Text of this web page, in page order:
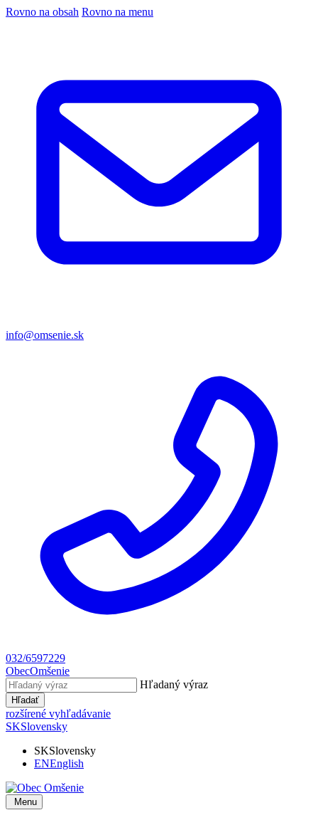
Rovno na obsah Rovno na menu
info@omsenie.sk
032/6597229
ObecOmšenie
Hľadaný výraz
Hľadať
rozšírené vyhľadávanie
SKSlovensky
SKSlovensky
ENEnglish
Menu